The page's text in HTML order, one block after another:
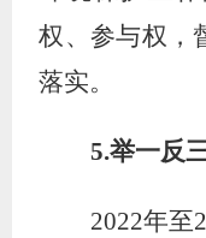
权、参与权，
落实。
5.举一反
2022年至